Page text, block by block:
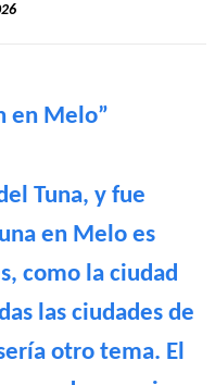
en Melo”
Tuna, y fue
en Melo es
como la ciudad
las ciudades de
otro tema. El